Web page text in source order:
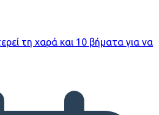
τη χαρά και 10 βήματα για να